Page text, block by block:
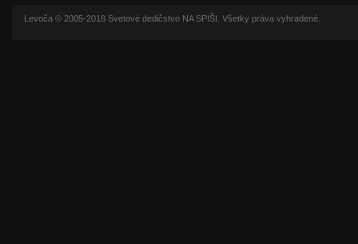
Levoča © 2005-2018 Svetové dedičstvo NA SPIŠI. Všetky práva vyhradené.